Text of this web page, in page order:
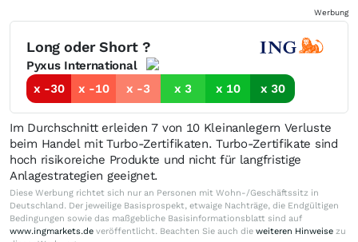
Werbung
Long oder Short ?
Pyxus International
x -30
x -10 x -3 x 3 x 10 x 30
Im Durchschnitt erleiden 7 von 10 Kleinanlegern Verluste
beim Handel mit Turbo-Zertifikaten. Turbo-Zertifikate sind
hoch risikoreiche Produkte und nicht für langfristige
Anlagestrategien geeignet.
Diese Werbung richtet sich nur an Personen mit Wohn-/Geschäftssitz in
Deutschland. Der jeweilige Basisprospekt, etwaige Nachträge, die Endgültigen
Bedingungen sowie das maßgebliche Basisinformationsblatt sind auf
www.ingmarkets.de veröffentlicht. Beachten Sie auch die weiteren Hinweise zu